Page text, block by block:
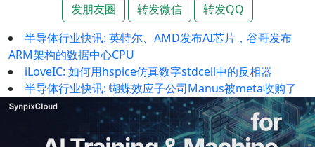
发朋友圈 转发微信
转发QQ
半导体行业快讯: 英特尔、AMD发布AI芯片，谷哥发布
ARM架构的数据中心CPU
iLoveIC: 如何用hspice仿真数字stdcell中的反相器
半导体行业快讯: 蝴蝶效应子公司Manus被meta收购了